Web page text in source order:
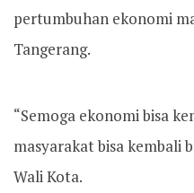
pertumbuhan ekonomi
Tangerang.
“Semoga ekonomi bisa
masyarakat bisa kembali
Wali Kota.